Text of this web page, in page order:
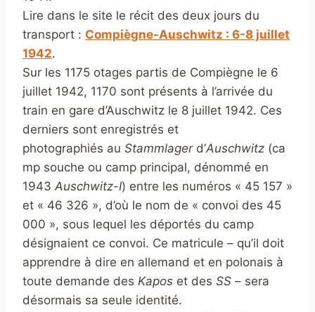
Lire dans le site le récit des deux jours du
transport : Compiègne-Auschwitz : 6-8 juillet
1942.
Sur les 1175 otages partis de Compiègne le 6
juillet 1942, 1170 sont présents à l’arrivée du
train en gare d’Auschwitz le 8 juillet 1942. Ces
derniers sont enregistrés et
photographiés au Stammlagerd’Auschwitz (ca
mp souche ou camp principal, dénommé en
1943 Auschwitz-I) entre les numéros « 45 157 »
et « 46 326 », d’où le nom de « convoi des 45
000 », sous lequel les déportés du camp
désignaient ce convoi. Ce matricule – qu’il doit
apprendre à dire en allemand et en polonais à
toute demande des Kapos et des SS – sera
désormais sa seule identité.